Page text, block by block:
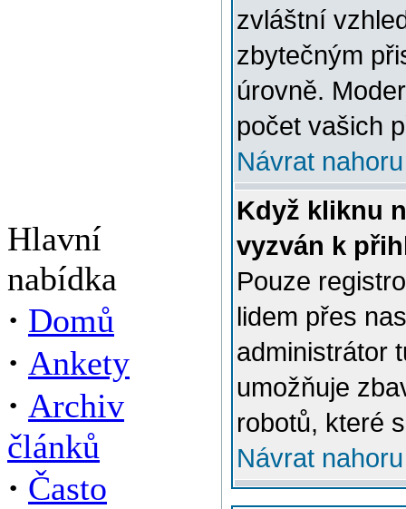
Hlavní
nabídka
· Domů
· Ankety
· Archiv
článků
· Často
zvláštní
zbytečným
úrovně.
počet vašich
Návrat nahoru
Když kliknu
vyzván k
Pouze
lidem přes
administrátor
umožňuje
robotů, které
Návrat nahoru